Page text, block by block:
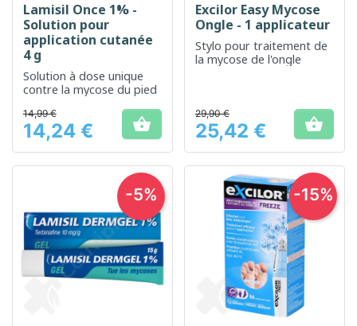
Lamisil Once 1% -
Solution pour
application cutanée
4 g
Solution à dose unique
contre la mycose du pied
Prix
14,99 €
14,24 € 
Excilor Easy Mycose
Ongle - 1 applicateur
Stylo pour traitement de
la mycose de l'ongle
Prix
29,90 €
25,42 € 
-5% -15%